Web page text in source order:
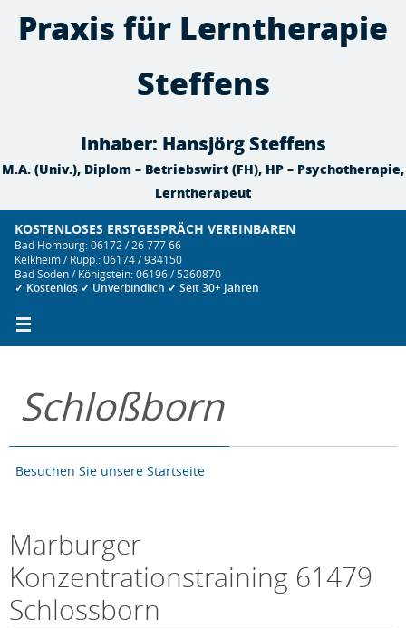
Inhalt
KOSTENLOSES ERSTGESPRÄCH VEREINBAREN
Bad Homburg: 06172 / 26 777 66
Kelkheim / Rupp.: 06174 / 934150
Bad Soden / Königstein: 06196 / 5260870
✓ Kostenlos ✓ Unverbindlich ✓ Seit 30+ Jahren
Praxis für Lerntherapie
Steffens
Inhaber: Hansjörg Steffens
M.A. (Univ.), Diplom – Betriebswirt (FH), HP – Psychotherapie,
Lerntherapeut
Schloßborn
Besuchen Sie unsere Startseite
Marburger
Konzentrationstraining 61479
Schlossborn